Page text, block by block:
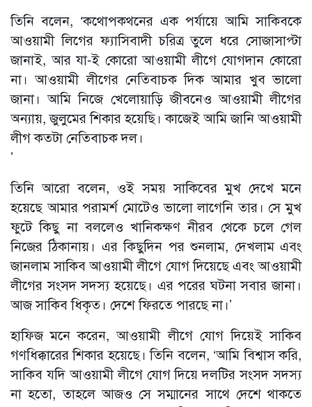
তিনি বলেন, ‘কথোপকথনের এক পর্যায়ে আমি সাকিবকে
আওয়ামী লিগের ফ্যাসিবাদী চরিত্র তুলে ধরে সোজাসাপ্টা
জানাই, আর যা-ই কোরো আওয়ামী লীগে যোগদান কোরো
না। আওয়ামী লীগের নেতিবাচক দিক আমার খুব ভালো
জানা। আমি নিজে খেলোয়াড়ি জীবনেও আওয়ামী লীগের
অন্যায়, জুলুমের শিকার হয়েছি। কাজেই আমি জানি আওয়ামী
লীগ কতটা নেতিবাচক দল।
’
তিনি আরো বলেন, ওই সময় সাকিবের মুখ দেখে মনে
হয়েছে আমার পরামর্শ মোটেও ভালো লাগেনি তার। সে মুখ
ফুটে কিছু না বললেও খানিকক্ষণ নীরব থেকে চলে গেল
নিজের ঠিকানায়। এর কিছুদিন পর শুনলাম, দেখলাম এবং
জানলাম সাকিব আওয়ামী লীগে যোগ দিয়েছে এবং আওয়ামী
লীগের সংসদ সদস্য হয়েছে। এর পরের ঘটনা সবার জানা।
আজ সাকিব ধিকৃত। দেশে ফিরতে পারছে না।’
হাফিজ মনে করেন, আওয়ামী লীগে যোগ দিয়েই সাকিব
গণধিক্কারের শিকার হয়েছে। তিনি বলেন, ‘আমি বিশ্বাস করি,
সাকিব যদি আওয়ামী লীগে যোগ দিয়ে দলটির সংসদ সদস্য
না হতো, তাহলে আজও সে সম্মানের সাথে দেশে থাকতে